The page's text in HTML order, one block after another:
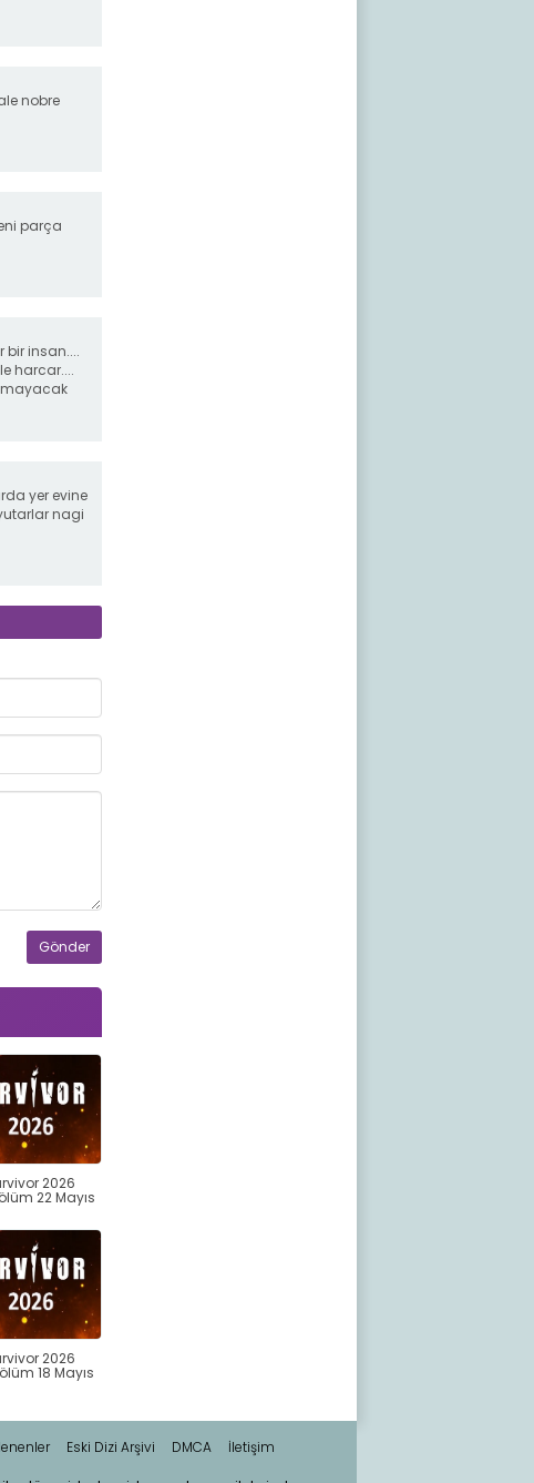
nobre
parça
insan....
harcar....
yer evine
nagi
2026
22 Mayıs
2026
18 Mayıs
Eski Dizi Arşivi DMCA İletişim